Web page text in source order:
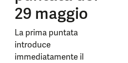
29 maggio
La prima puntata
introduce
immediatamente il